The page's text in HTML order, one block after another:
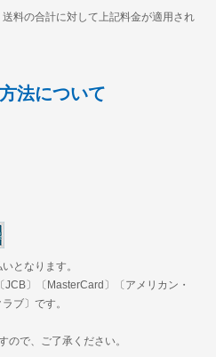
900円 1040円 1290円
1230円
料の合計に対して上記料金が適用され
法について
となります。
〕〔MasterCard〕〔アメリカン・
ブ〕です。
ので、ご了承ください。